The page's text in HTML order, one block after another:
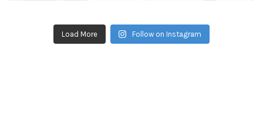
Load More Follow on Instagram